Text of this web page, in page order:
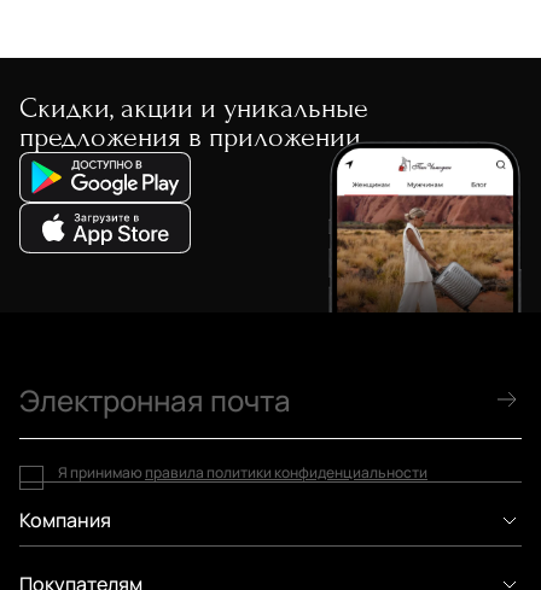
Скидки, акции и уникальные
предложения в приложении
Компания
Покупателям
Я принимаю правила политики конфиденциальности